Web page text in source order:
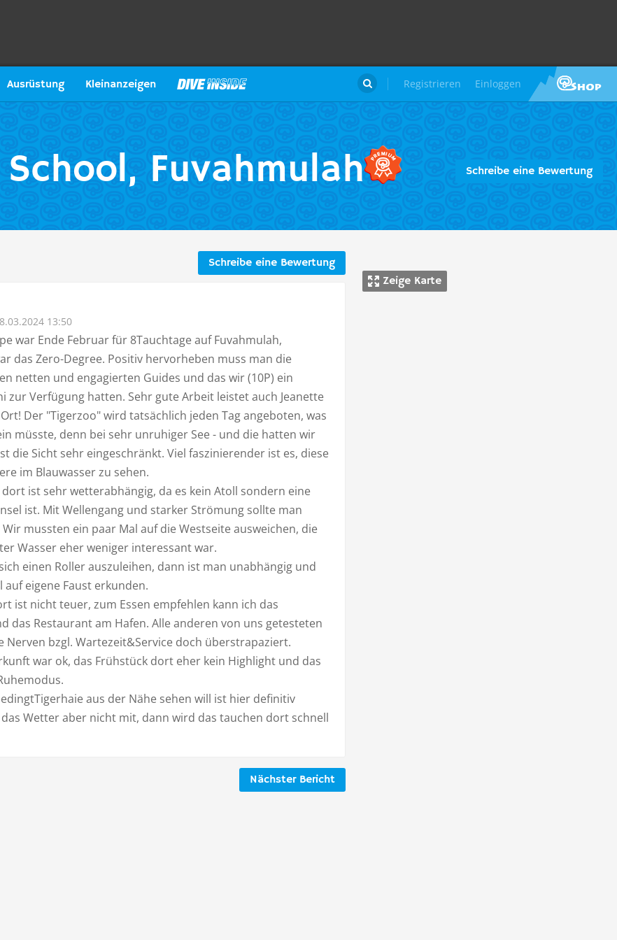
Ausrüstung Kleinanzeigen Registrieren Einloggen

Schreibe eine Bewertung
Fuvahmulah
Zeige Karte
Schreibe eine Bewertung
13:50
war Ende Februar für 8Tauchtage auf Fuvahmulah,
das Zero-Degree. Positiv hervorheben muss man die
netten und engagierten Guides und das wir (10P) ein
zur Verfügung hatten. Sehr gute Arbeit leistet auch Jeanette
Der "Tigerzoo" wird tatsächlich jeden Tag angeboten, was
müsste, denn bei sehr unruhiger See - und die hatten wir
die Sicht sehr eingeschränkt. Viel faszinierender ist es, diese
im Blauwasser zu sehen.
dort ist sehr wetterabhängig, da es kein Atoll sondern eine
ist. Mit Wellengang und starker Strömung sollte man
mussten ein paar Mal auf die Westseite ausweichen, die
Wasser eher weniger interessant war.
einen Roller auszuleihen, dann ist man unabhängig und
auf eigene Faust erkunden.
ist nicht teuer, zum Essen empfehlen kann ich das
das Restaurant am Hafen. Alle anderen von uns getesteten
Nerven bzgl. Wartezeit&Service doch überstrapaziert.
war ok, das Frühstück dort eher kein Highlight und das
aus der Nähe sehen will ist hier definitiv
Wetter aber nicht mit, dann wird das tauchen dort schnell
Nächster Bericht